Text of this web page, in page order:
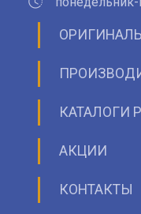
КАТАЛОГИ
АКЦИИ
КОНТАКТЫ